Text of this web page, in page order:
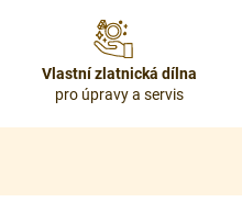
Vlastní zlatnická dílna
pro úpravy a servis